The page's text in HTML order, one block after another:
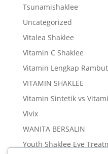
Tsunamishaklee
Uncategorized
Vitalea Shaklee
Vitamin C Shaklee
Vitamin Lengkap
VITAMIN SHAKLEE
Vitamin Sintetik vs
Vivix
WANITA BERSALIN
Youth Shaklee Eye